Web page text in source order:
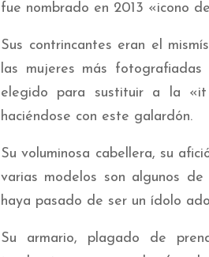
fue nombrado en 2013 «icono
Sus contrincantes eran el
las mujeres más
elegido para sustituir a la «it
haciéndose con este galardón.
Su voluminosa cabellera, su
varias modelos son algunos
haya pasado de ser un ídolo
Su armario, plagado de